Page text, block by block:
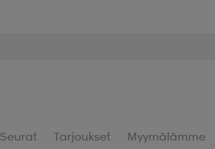
Seurat Tarjoukset Myymälämme